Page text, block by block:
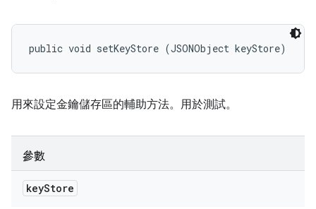
public void setKeyStore (JSONObject keyStore)
用來設定金鑰儲存區的輔助方法。用於測試。
參數
keyStore